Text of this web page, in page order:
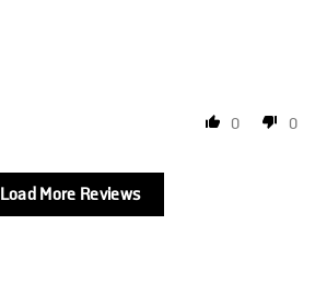
0 0
Load More Reviews